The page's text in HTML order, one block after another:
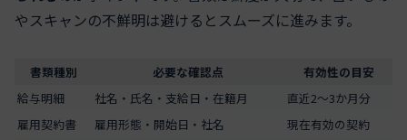
やスキャンの不鮮明は避けるとスムーズに進みます。
書類種別 必要な確認点
有効性の目安
給与明細
社名・氏名・支給日・在籍月
直近2〜3か月分
雇用契約書
雇用形態・開始日・社名
現在有効の契約